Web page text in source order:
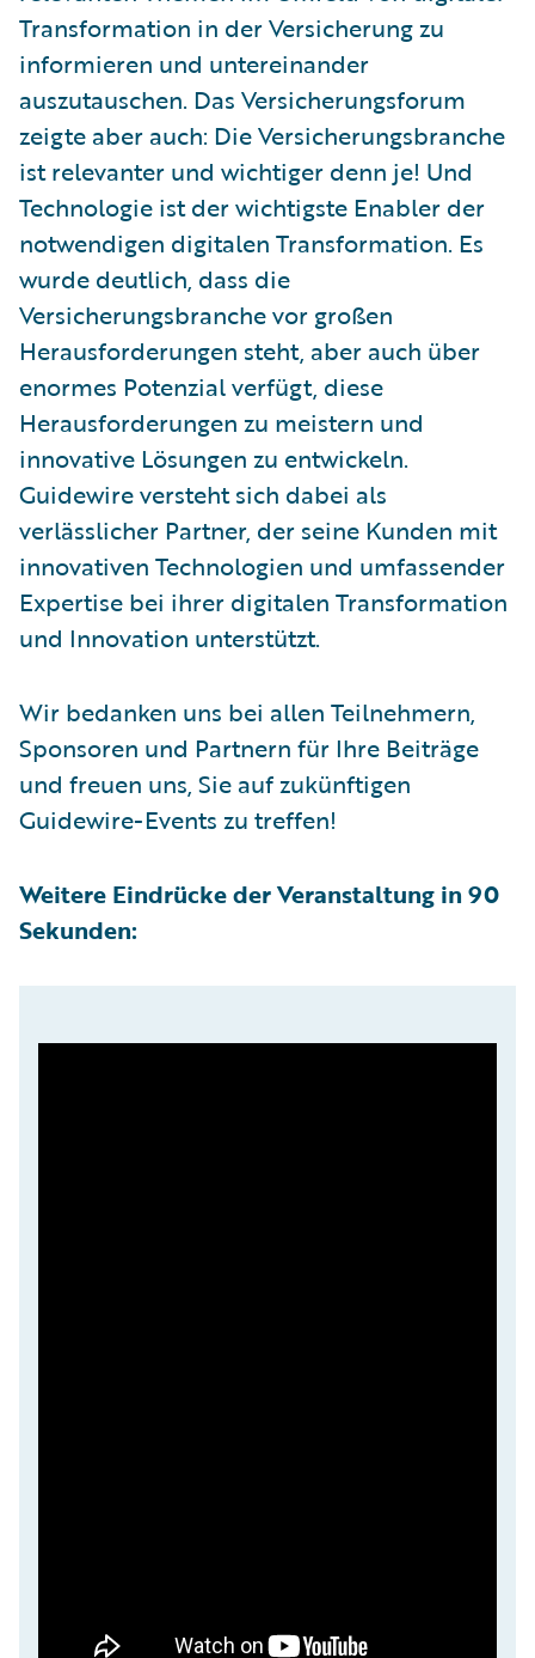
Transformation in der Versicherung zu
informieren und untereinander
auszutauschen. Das Versicherungsforum
zeigte aber auch: Die Versicherungsbranche
ist relevanter und wichtiger denn je! Und
Technologie ist der wichtigste Enabler der
notwendigen digitalen Transformation. Es
wurde deutlich, dass die
Versicherungsbranche vor großen
Herausforderungen steht, aber auch über
enormes Potenzial verfügt, diese
Herausforderungen zu meistern und
innovative Lösungen zu entwickeln.
Guidewire versteht sich dabei als
verlässlicher Partner, der seine Kunden mit
innovativen Technologien und umfassender
Expertise bei ihrer digitalen Transformation
und Innovation unterstützt.
Wir bedanken uns bei allen Teilnehmern,
Sponsoren und Partnern für Ihre Beiträge
und freuen uns, Sie auf zukünftigen
Guidewire-Events zu treffen!
Weitere Eindrücke der Veranstaltung in 90
Sekunden: